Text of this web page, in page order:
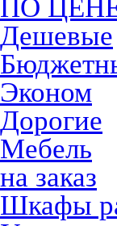
ПО
Дешевые
Эконом
Дорогие
Мебель
на заказ
Шкафы